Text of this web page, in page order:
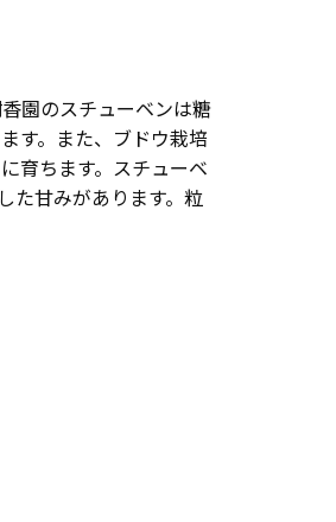
園のスチューベンは糖
す。また、ブドウ栽培
育ちます。スチューベ
た甘みがあります。粒